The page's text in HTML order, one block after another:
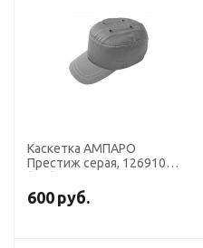
Каскетка АМПАРО
Престиж серая, 126910
600 руб.